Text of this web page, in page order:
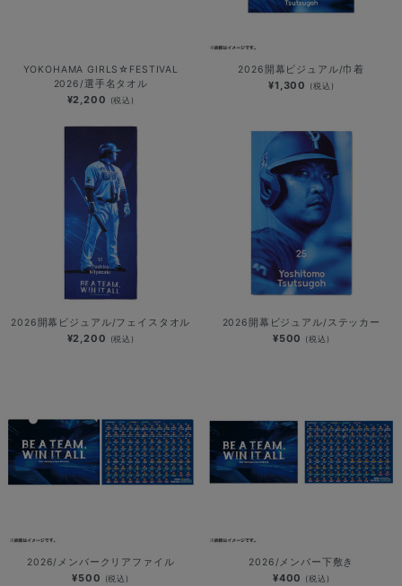
YOKOHAMA GIRLS☆FESTIVAL
2026/選手名タオル
¥2,200 (税込)
2026開幕ビジュアル/巾着
¥1,300 (税込)
2026開幕ビジュアル/フェイスタオル
¥2,200 (税込)
2026開幕ビジュアル/ステッカー
¥500 (税込)
2026/メンバークリアファイル
¥500 (税込)
2026/メンバー下敷き
¥400 (税込)